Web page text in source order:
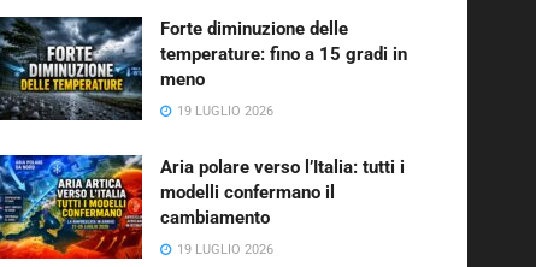
Forte diminuzione delle
temperature: fino a 15 gradi in
meno
19 LUGLIO 2026
Aria polare verso l’Italia: tutti i
modelli confermano il
cambiamento
19 LUGLIO 2026